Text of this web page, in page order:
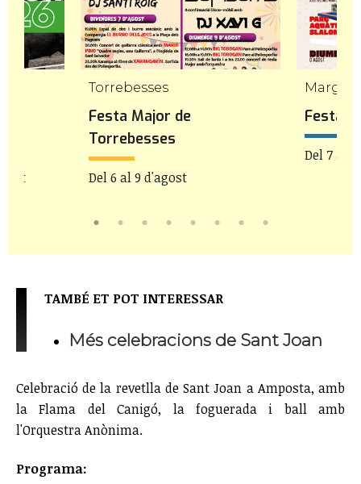
Torrebesses
Festa Major de
Torrebesses
Del 6 al 9 d'agost
Festa
Del 7 al
TAMBÉ ET POT INTERESSAR
Més celebracions de Sant Joan
Celebració de la revetlla de Sant Joan a Amposta, amb
la Flama del Canigó, la foguerada i ball amb
l'Orquestra Anònima.
Programa: